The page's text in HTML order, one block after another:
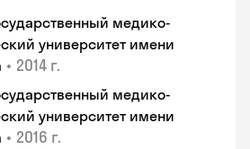
медико-
университет имени
• 2014 г.
медико-
университет имени
• 2016 г.